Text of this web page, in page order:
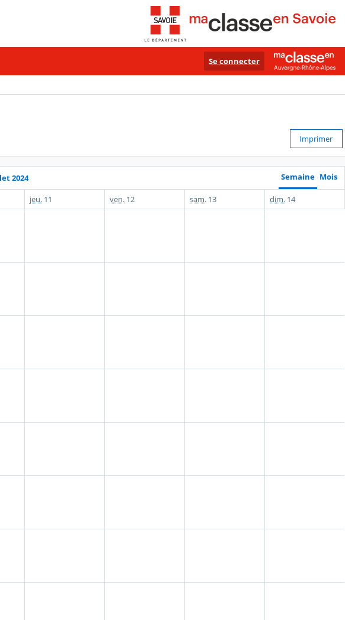
Se connecter
Imprimer
2024 Semaine Mois
jeu. 11 ven. 12 sam. 13 dim. 14